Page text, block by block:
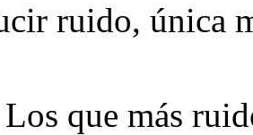
ruido, única
Los que más